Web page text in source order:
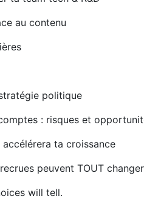
au contenu
politique
: risques et
accélérera ta croissance
peuvent TOUT changer
will tell.